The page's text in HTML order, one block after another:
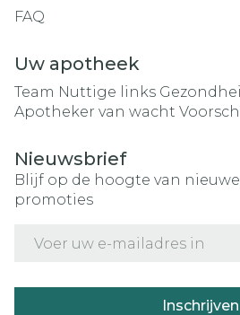
FAQ
Uw apotheek
Team Nuttige links
Apotheker van wacht
Nieuwsbrief
Blijf op de hoogte van
promoties
Inschrijven